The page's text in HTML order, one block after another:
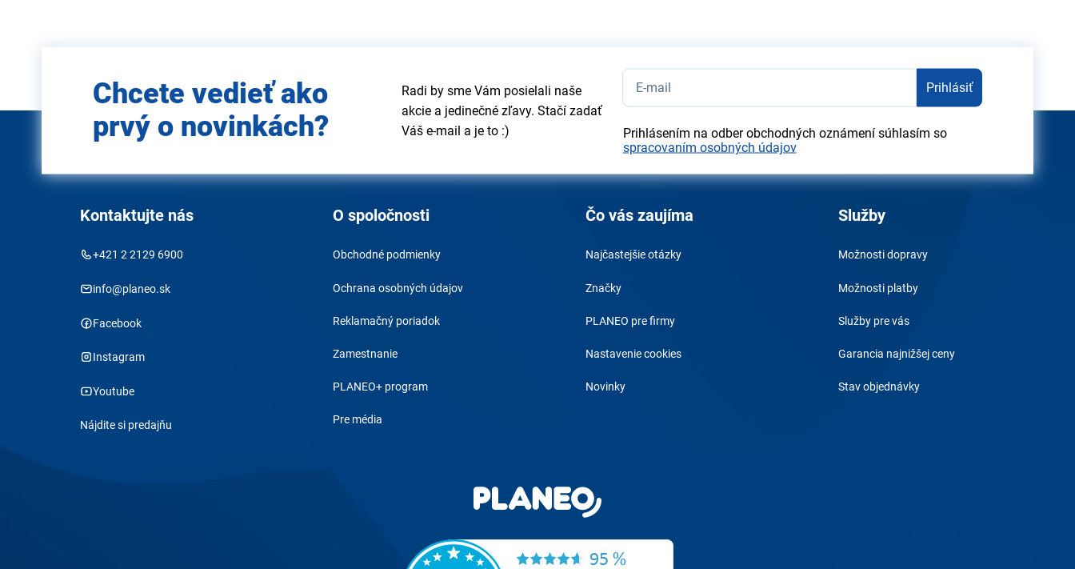
e-mail
Chcete vedieť ako
prvý o novinkách?
Radi by sme Vám posielali naše
akcie a jedinečné zľavy. Stačí zadať
Váš e-mail a je to :)
Prihlásiť
Prihlásením na odber obchodných oznámení súhlasím so
spracovaním osobných údajov
Kontaktujte nás
+421 2 2129 6900
info@planeo.sk
Facebook
Instagram
Youtube
Nájdite si predajňu
O spoločnosti
Obchodné podmienky
Ochrana osobných údajov
Reklamačný poriadok
Zamestnanie
PLANEO+ program
Pre média
Čo vás zaujíma
Najčastejšie otázky
Značky
PLANEO pre firmy
Nastavenie cookies
Novinky
Služby
Možnosti dopravy
Možnosti platby
Služby pre vás
Garancia najnižšej ceny
Stav objednávky